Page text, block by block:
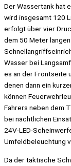
Der Wassertank hat
wird insgesamt 120
erfolgt über vier
dem 50 Meter
Wasser bei
es an der Frontseite
denen dann ein
können
Fahrers neben dem
bei nächtlichen
24V-LED-
Umfeldbeleuchtung
Da der taktische